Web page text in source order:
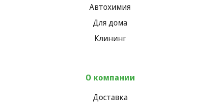
Автохимия
Для дома
Клининг
О компании
Доставка